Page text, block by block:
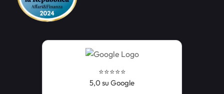
⭐️⭐️⭐️⭐️⭐️
5,0 su Google